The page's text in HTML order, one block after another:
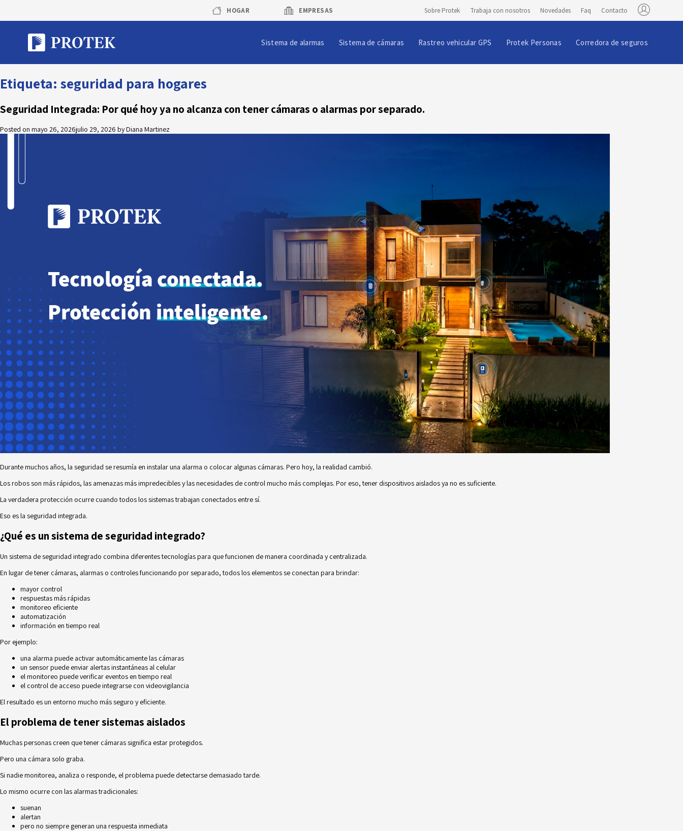
content
HOGAR EMPRESAS Sobre Protek Trabaja con nosotros Novedades Faq Contacto
Sistema de alarmas Sistema de cámaras Rastreo vehicular GPS Protek Personas Corredora de seguros
Etiqueta: seguridad para hogares
Seguridad Integrada: Por qué hoy ya no alcanza con tener cámaras o alarmas por separado.
Posted on mayo 26, 2026julio 29, 2026 byDiana Martinez
Durante muchos años, la seguridad se resumía en instalar una alarma o colocar algunas cámaras. Pero hoy, la realidad cambió.
Los robos son más rápidos, las amenazas más impredecibles y las necesidades de control mucho más complejas. Por eso, tener dispositivos aislados ya no es suficiente.
La verdadera protección ocurre cuando todos los sistemas trabajan conectados entre sí.
Eso es la seguridad integrada.
¿Qué es un sistema de seguridad integrado?
Un sistema de seguridad integrado combina diferentes tecnologías para que funcionen de manera coordinada y centralizada.
En lugar de tener cámaras, alarmas o controles funcionando por separado, todos los elementos se conectan para brindar:
mayor control
respuestas más rápidas
monitoreo eficiente
automatización
información en tiempo real
Por ejemplo:
una alarma puede activar automáticamente las cámaras
un sensor puede enviar alertas instantáneas al celular
el monitoreo puede verificar eventos en tiempo real
el control de acceso puede integrarse con videovigilancia
El resultado es un entorno mucho más seguro y eficiente.
El problema de tener sistemas aislados
Muchas personas creen que tener cámaras significa estar protegidos.
Pero una cámara solo graba.
Si nadie monitorea, analiza o responde, el problema puede detectarse demasiado tarde.
Lo mismo ocurre con las alarmas tradicionales:
suenan
alertan
pero no siempre generan una respuesta inmediata